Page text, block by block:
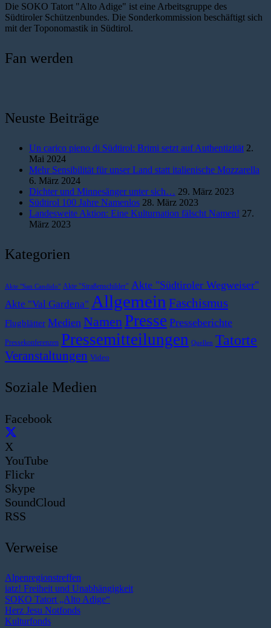
Die SOKO Tatort "Alto Adige" ist eine Arbeitsgruppe des
Südtiroler Schützenbundes. Die Sonderkommission beschäftigt sich
mit der Toponomastik in Südtirol.
Fan werden
Neuste Beiträge
Un carico pieno di Südtirol: Brimi setzt auf Authentizität 2.
Mai 2024
Mehr Sensibilität für unser Land statt italienische Mozzarella
6. März 2024
Dichter und Minnesänger unter sich… 29. März 2023
Südtirol 100 Jahre Namenlos 28. März 2023
Landesweite Aktion: Eine Kulturnation fälscht Namen! 27.
März 2023
Kategorien
Akte "San Candido" Akte "Straßenschilder" Akte "Südtiroler Wegweiser"
Akte "Val Gardena" Allgemein Faschismus
Flugblätter Medien Namen Presse Presseberichte
Pressekonferenzen Pressemitteilungen Quellen Tatorte
Veranstaltungen Video
Soziale Medien
Facebook
X
YouTube
Flickr
Skype
SoundCloud
RSS
Verweise
Alpenregionstreffen
iatz! Freiheit und Unabhängigkeit
SOKO Tatort „Alto Adige“
Herz Jesu Notfonds
Kulturfonds